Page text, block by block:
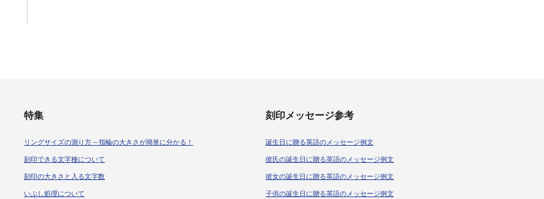
特集
リングサイズの測り方 – 指輪の大きさが簡単に分かる！
刻印できる文字種について
刻印の大きさと入る文字数
いぶし処理について
刻印メッセージ参考
誕生日に贈る英語のメッセージ例文
彼氏の誕生日に贈る英語のメッセージ例文
彼女の誕生日に贈る英語のメッセージ例文
子供の誕生日に贈る英語のメッセージ例文